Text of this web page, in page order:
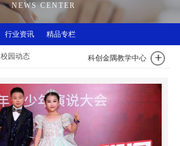
精品课程
师资力量
关于小伦敦
NEWS CENTER
行业资讯 精品专栏
科创金隅教学中心
校园动态